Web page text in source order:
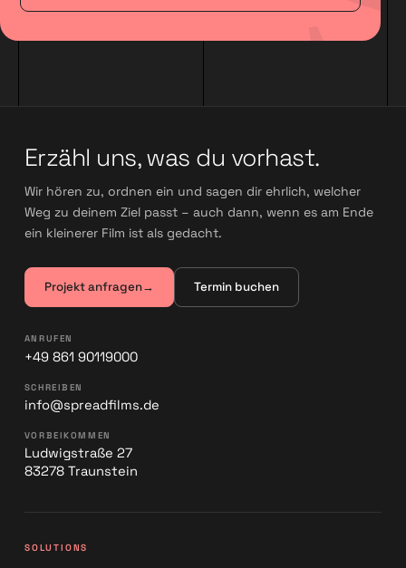
Erzähl uns, was du vorhast.
Wir hören zu, ordnen ein und sagen dir ehrlich, welcher
Weg zu deinem Ziel passt – auch dann, wenn es am Ende
ein kleinerer Film ist als gedacht.
Projekt anfragen→ Termin buchen
ANRUFEN
+49 861 90119000
SCHREIBEN
info@spreadfilms.de
VORBEIKOMMEN
Ludwigstraße 27
83278 Traunstein
SOLUTIONS